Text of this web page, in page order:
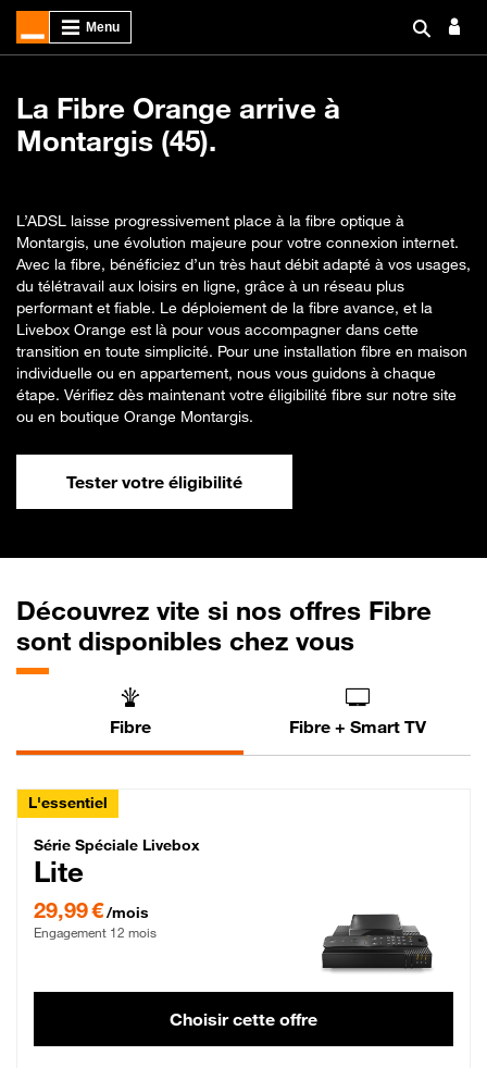
La Fibre Orange arrive à
Montargis (45).
L’ADSL laisse progressivement place à la fibre optique à
Montargis, une évolution majeure pour votre connexion internet.
Avec la fibre, bénéficiez d’un très haut débit adapté à vos usages,
du télétravail aux loisirs en ligne, grâce à un réseau plus
performant et fiable. Le déploiement de la fibre avance, et la
Livebox Orange est là pour vous accompagner dans cette
transition en toute simplicité. Pour une installation fibre en maison
individuelle ou en appartement, nous vous guidons à chaque
étape. Vérifiez dès maintenant votre éligibilité fibre sur notre site
ou en boutique Orange Montargis.
Tester votre éligibilité
Découvrez vite si nos offres Fibre
sont disponibles chez vous
Fibre Fibre + Smart TV
L'essentiel
Série Spéciale Livebox Lite Fibre
Série Spéciale Livebox
Lite
29,99 €/mois
Engagement 12 mois
Choisir cette offre